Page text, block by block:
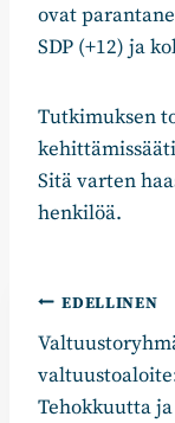
ovat
SDP (+12) ja
Tutkimuksen
Sitä varten
henkilöä.
selaus
EDELLINEN
Tehokkuutta ja